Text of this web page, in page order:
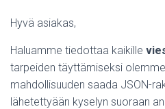
Hyvä asiakas,
Haluamme tiedottaa kaikille
tarpeiden täyttämiseksi
mahdollisuuden saada JSON-
lähetettyään kyselyn suoraan